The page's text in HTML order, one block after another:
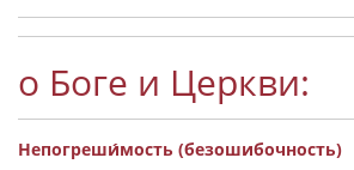
о Боге и Церкви:
Непогреши́мость (безошибочность)